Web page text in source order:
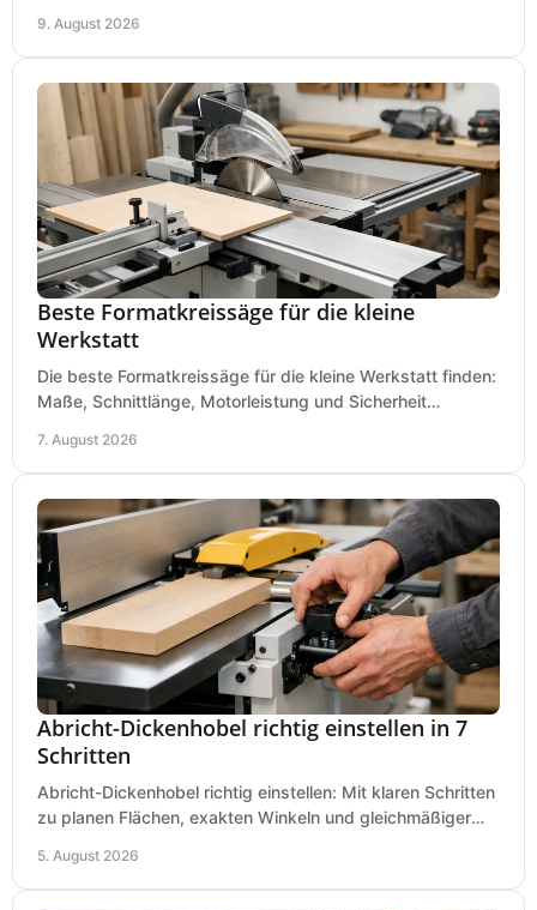
9. August 2026
Beste Formatkreissäge für die kleine
Werkstatt
Die beste Formatkreissäge für die kleine Werkstatt finden:
Maße, Schnittlänge, Motorleistung und Sicherheit
7. August 2026
Abricht-Dickenhobel richtig einstellen in 7
Schritten
Abricht-Dickenhobel richtig einstellen: Mit klaren Schritten
zu planen Flächen, exakten Winkeln und gleichmäßiger
5. August 2026